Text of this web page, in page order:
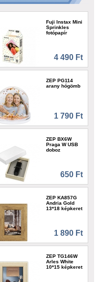
Fuji Instax Mini
Sprinkles
fotópapír
4 490 Ft
ZEP PG114
arany hógömb
1 790 Ft
ZEP BX6W
Praga W USB
doboz
650 Ft
ZEP KA857G
Andria Gold
13*18 képkeret
1 890 Ft
ZEP TG146W
Arles White
10*15 képkeret